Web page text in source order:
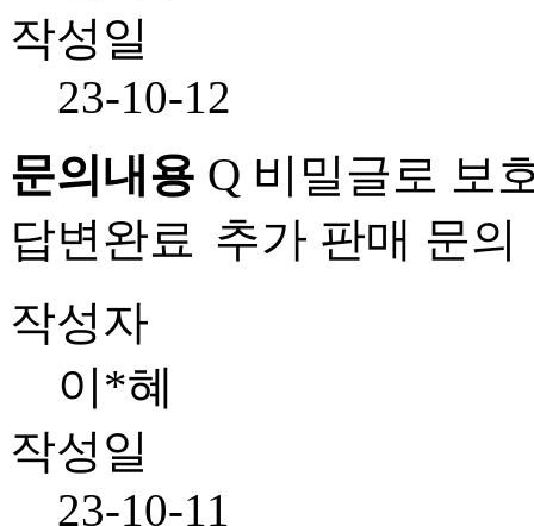
작성일
23-10-12
문의내용 Q 비밀글로 보
답변완료 추가 판매 문의
작성자
이*혜
작성일
23-10-11